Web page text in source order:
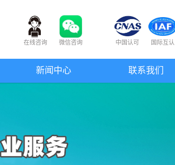
在线咨询 微信咨询 中国认可 国际互认
新闻中心 联系我们